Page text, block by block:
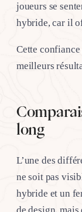
joueurs se
hybride, car il
Cette confiance
meilleurs
long
L’une des
ne soit pas
hybride et un